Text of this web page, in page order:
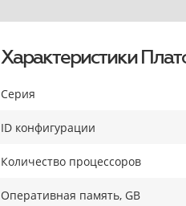
Характеристики
Серия
ID конфигурации
Количество процессоров
Оперативная память, GB